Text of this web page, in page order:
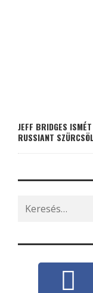
JEFF BRIDGES
RUSSIANT
Search
for: